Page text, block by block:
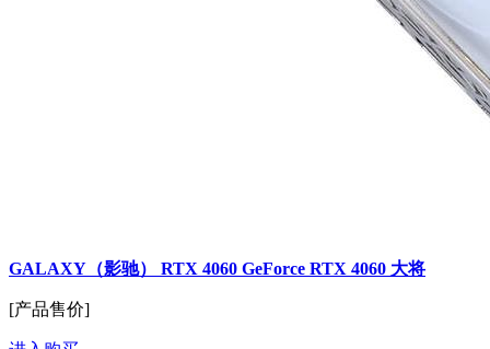
GALAXY（影驰） RTX 4060 GeForce RTX 4060 大将
[产品售价]